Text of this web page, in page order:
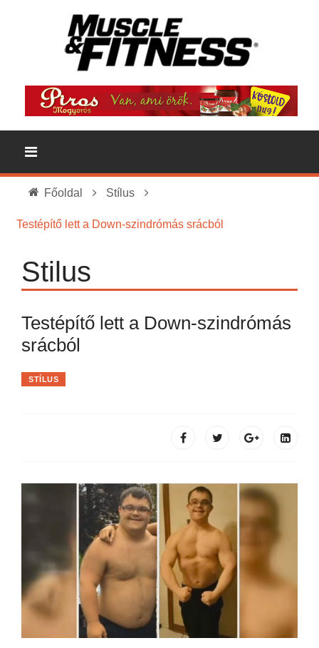
Főoldal Stílus
Testépítő lett a Down-szindrómás srácból
Stilus
Testépítő lett a Down-szindrómás
srácból
STÍLUS